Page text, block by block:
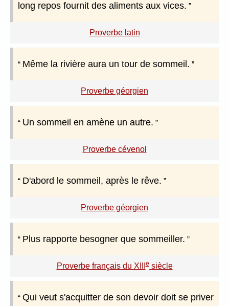
long repos fournit des aliments aux vices.
Proverbe latin
Même la rivière aura un tour de sommeil.
Proverbe géorgien
Un sommeil en amène un autre.
Proverbe cévenol
D'abord le sommeil, après le rêve.
Proverbe géorgien
Plus rapporte besogner que sommeiller.
Proverbe français du XIIIesiècle
Qui veut s'acquitter de son devoir doit se priver